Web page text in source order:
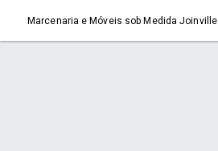
Marcenaria e Móveis sob Medida Joinville